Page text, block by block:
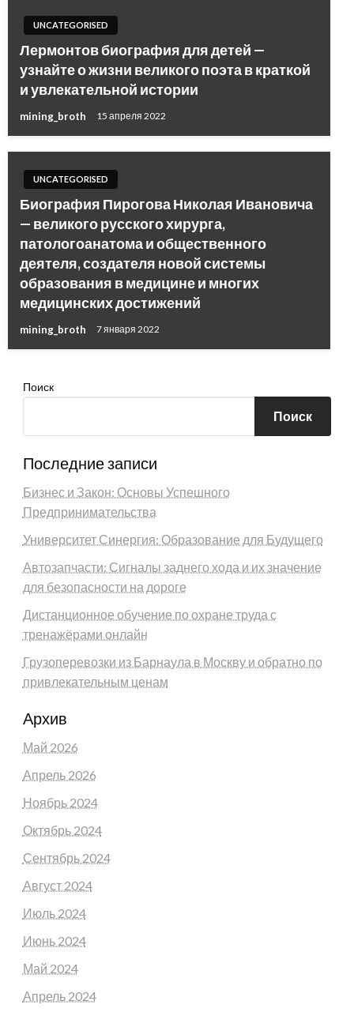
UNCATEGORISED
Лермонтов биография для детей —
узнайте о жизни великого поэта в краткой
и увлекательной истории
mining_broth 15 апреля 2022
UNCATEGORISED
Биография Пирогова Николая Ивановича
— великого русского хирурга,
патологоанатома и общественного
деятеля, создателя новой системы
образования в медицине и многих
медицинских достижений
mining_broth 7 января 2022
Поиск
Поиск
Последние записи
Бизнес и Закон: Основы Успешного
Предпринимательства
Университет Синергия: Образование для Будущего
Автозапчасти: Сигналы заднего хода и их значение
для безопасности на дороге
Дистанционное обучение по охране труда с
тренажёрами онлайн
Грузоперевозки из Барнаула в Москву и обратно по
привлекательным ценам
Архив
Май 2026
Апрель 2026
Ноябрь 2024
Октябрь 2024
Сентябрь 2024
Август 2024
Июль 2024
Июнь 2024
Май 2024
Апрель 2024